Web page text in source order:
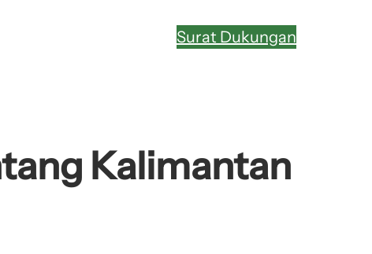
Surat Dukungan
Kalimantan